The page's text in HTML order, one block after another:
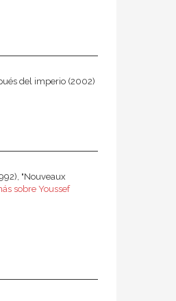
del imperio (2002)
"Nouveaux
sobre Youssef